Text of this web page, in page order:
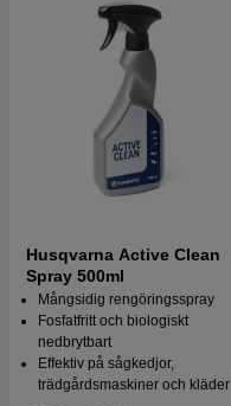
Husqvarna Active Clean
Spray 500ml
Mångsidig rengöringsspray
Fosfatfritt och biologiskt
nedbrytbart
Effektiv på sågkedjor,
trädgårdsmaskiner och kläder